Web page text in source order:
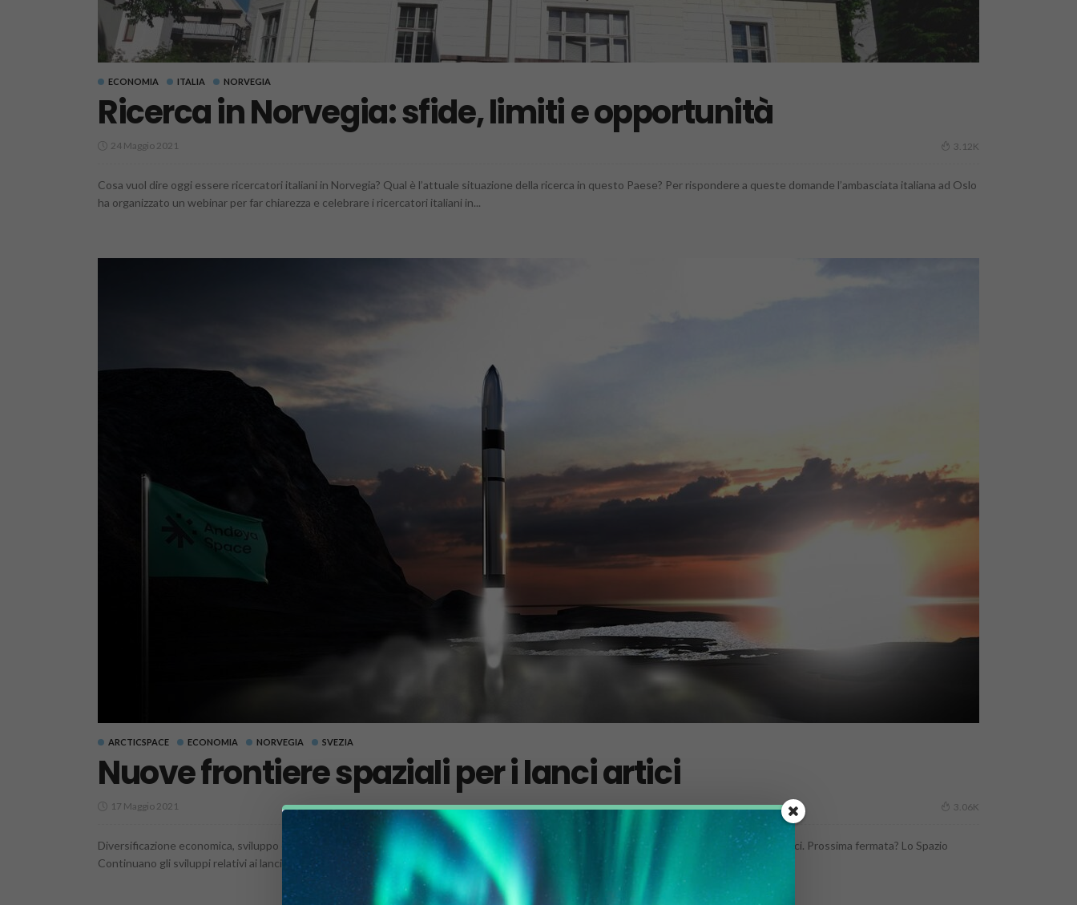
ECONOMIA ITALIA NORVEGIA
Ricerca in Norvegia: sfide, limiti e opportunità
24 Maggio 2021 3.12K
Cosa vuol dire oggi essere ricercatori italiani in Norvegia? Qual è l’attuale situazione della ricerca in questo Paese? Per rispondere a queste domande l’ambasciata italiana ad Oslo
ha organizzato un webinar per far chiarezza e celebrare i ricercatori italiani in...
ARCTICSPACE ECONOMIA NORVEGIA SVEZIA
Nuove frontiere spaziali per i lanci artici
17 Maggio 2021 3.06K
Diversificazione economica, sviluppo e politica dietro alla corsa "stellare" dei Paesi Nordici, che puntano nuove frontiere spaziali per i lanci artici. Prossima fermata? Lo Spazio
Continuano gli sviluppi relativi ai lanci orbitali dal territorio di alcuni Stati artici, in particolare...